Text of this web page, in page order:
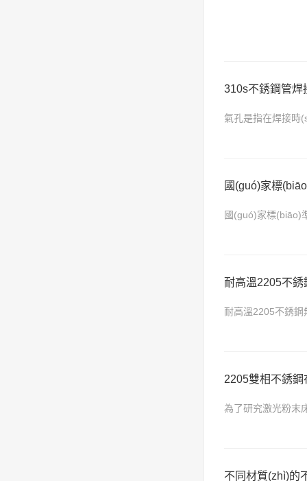
310s不銹鋼管焊
氣孔是指在焊接時
國(guó)家標
國(guó)家標(biāo)
耐高溫2205不
耐高溫2205不銹
2205雙相不銹
為了研究激光粉末
不同材質(zhì)的